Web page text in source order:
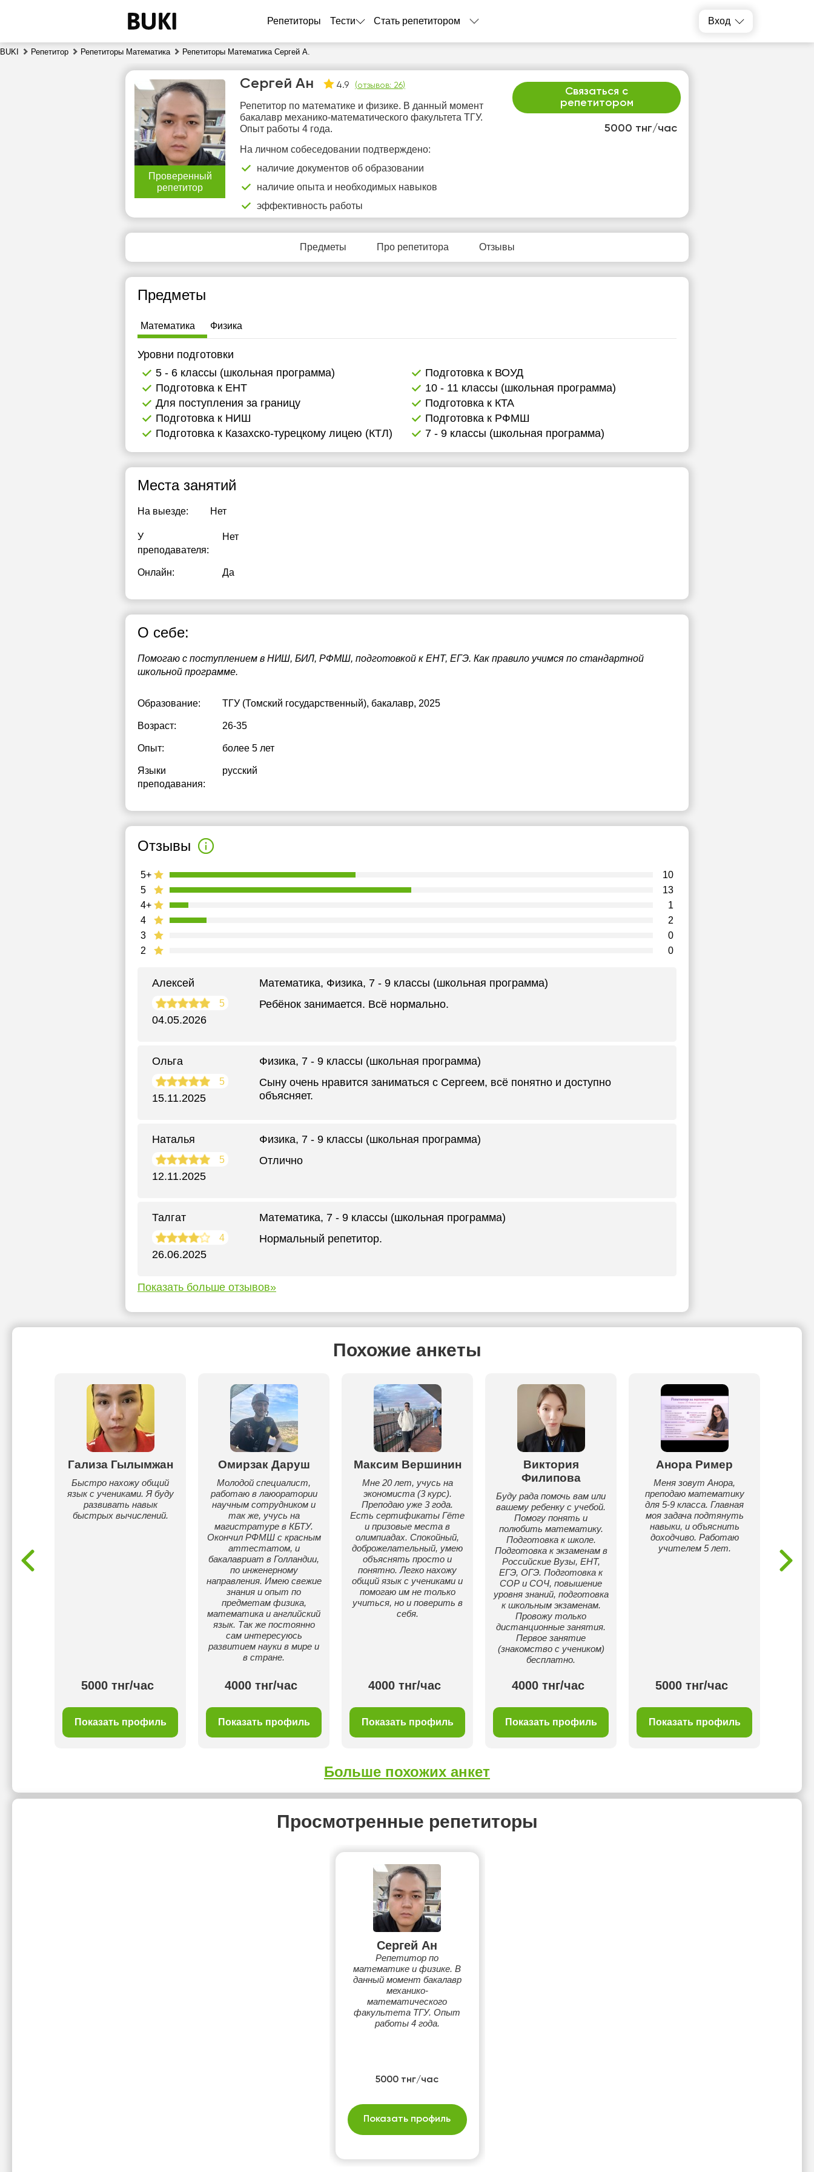
Репетиторы Тести Стать репетитором Вход
BUKI Репетитор Репетиторы Математика Репетиторы Математика Сергей А.
Проверенный
репетитор
5000 тнг/час
Связаться с
репетитором
Сергей Ан 4.9 (отзывов: 26)
Репетитор по математике и физике. В данный момент
бакалавр механико-математического факультета ТГУ.
Опыт работы 4 года.
На личном собеседовании подтверждено:
наличие документов об образовании
наличие опыта и необходимых навыков
эффективность работы
Предметы Про репетитора Отзывы
Предметы
Математика Физика
Уровни подготовки
5 - 6 классы (школьная программа)
Подготовка к ВОУД
Подготовка к ЕНТ
10 - 11 классы (школьная программа)
Для поступления за границу
Подготовка к КТА
Подготовка к НИШ
Подготовка к РФМШ
Подготовка к Казахско-турецкому лицею (КТЛ)
7 - 9 классы (школьная программа)
Места занятий
На выезде: Нет
У
преподавателя:
Нет
Онлайн: Да
О себе:
Помогаю с поступлением в НИШ, БИЛ, РФМШ, подготовкой к ЕНТ, ЕГЭ. Как правило учимся по стандартной
школьной программе.
Образование: ТГУ (Томский государственный), бакалавр, 2025
Возраст: 26-35
Опыт: более 5 лет
Языки
преподавания:
русский
Отзывы
2 0
3 0
4 2
4+ 1
5 13
5+ 10
Алексей
5
04.05.2026
Математика, Физика, 7 - 9 классы (школьная программа)
Ребёнок занимается. Всё нормально.
Ольга
5
15.11.2025
Физика, 7 - 9 классы (школьная программа)
Сыну очень нравится заниматься с Сергеем, всё понятно и доступно
объясняет.
Наталья
5
12.11.2025
Физика, 7 - 9 классы (школьная программа)
Отлично
Талгат
4
26.06.2025
Математика, 7 - 9 классы (школьная программа)
Нормальный репетитор.
Показать больше отзывов»
Похожие анкеты
Гализа Гылымжан
Быстро нахожу общий
язык с учениками. Я буду
развивать навык
быстрых вычислений.
5000 тнг/час
Показать профиль
Омирзак Даруш
Молодой специалист,
работаю в лаюоратории
научным сотрудником и
так же, учусь на
магистратуре в КБТУ.
Окончил РФМШ с красным
аттестатом, и
бакалавриат в Голландии,
по инженерному
направления. Имею свежие
знания и опыт по
предметам физика,
математика и английский
язык. Так же постоянно
сам интересуюсь
развитием науки в мире и
в стране.
4000 тнг/час
Показать профиль
Максим Вершинин
Мне 20 лет, учусь на
экономиста (3 курс).
Преподаю уже 3 года.
Есть сертификаты Гёте
и призовые места в
олимпиадах. Спокойный,
доброжелательный, умею
объяснять просто и
понятно. Легко нахожу
общий язык с учениками и
помогаю им не только
учиться, но и поверить в
себя.
4000 тнг/час
Показать профиль
Виктория
Филипова
Буду рада помочь вам или
вашему ребенку с учебой.
Помогу понять и
полюбить математику.
Подготовка к школе.
Подготовка к экзаменам в
Российские Вузы, ЕНТ,
ЕГЭ, ОГЭ. Подготовка к
СОР и СОЧ, повышение
уровня знаний, подготовка
к школьным экзаменам.
Провожу только
дистанционные занятия.
Первое занятие
(знакомство с учеником)
бесплатно.
4000 тнг/час
Показать профиль
Анора Ример
Меня зовут Анора,
преподаю математику
для 5-9 класса. Главная
моя задача подтянуть
навыки, и объяснить
доходчиво. Работаю
учителем 5 лет.
5000 тнг/час
Показать профиль
Больше похожих анкет
Просмотренные репетиторы
Сергей Ан
Репетитор по
математике и физике. В
данный момент бакалавр
механико-
математического
факультета ТГУ. Опыт
работы 4 года.
5000 тнг/час
Показать профиль
сб
8
вс
9
пн
10
вт
11
11:30
12:30
14:00
14:30
15:00
15:30
16:00
17:00
17:30
18:00
21:00
10:00
11:00
13:30
14:00
15:30
19:30
20:30
Нет
часов
часов
часов
часов
часов